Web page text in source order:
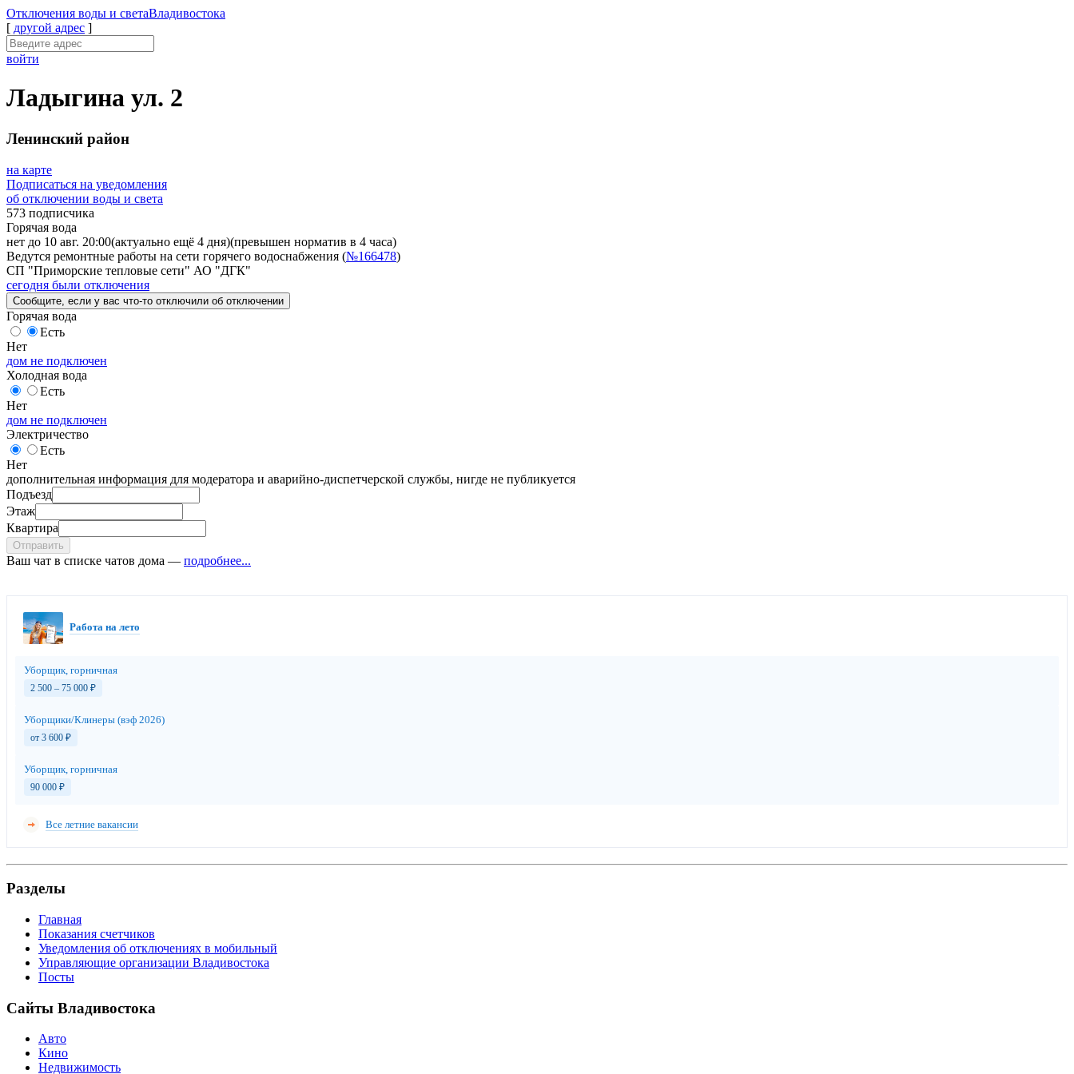
Отключения воды и светаВладивостока
[ другой адрес ]
войти
Ладыгина ул. 2
Ленинский район
на карте
Подписаться на уведомления
об отключении воды и света
573 подписчика
Горячая вода
нет до 10 авг. 20:00(актуально ещё 4 дня)(превышен норматив в 4 часа)
Ведутся ремонтные работы на сети горячего водоснабжения (№166478)
СП "Приморские тепловые сети" АО "ДГК"
сегодня были отключения
Сообщите , если у вас что-то отключили об отключении
Горячая вода
Есть
Нет
дом не подключен
Холодная вода
Есть
Нет
дом не подключен
Электричество
Есть
Нет
дополнительная информация для модератора и аварийно-диспетчерской службы, нигде не публикуется
Подъезд
Этаж
Квартира
Отправить
Ваш чат в списке чатов дома — подробнее...
Работа на лето
Уборщик, горничная
2 500 – 75 000 ₽
Уборщики/Клинеры (вэф 2026)
от 3 600 ₽
Уборщик, горничная
90 000 ₽
Все летние вакансии
Разделы
Главная
Показания счетчиков
Уведомления об отключениях в мобильный
Управляющие организации Владивостока
Посты
Сайты Владивостока
Авто
Кино
Недвижимость